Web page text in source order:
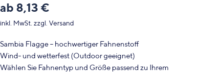
ab 8,13 €
inkl. MwSt. zzgl. Versand
Sambia Flagge – hochwertiger Fahnenstoff
Wind- und wetterfest (Outdoor geeignet)
Wählen Sie Fahnentyp und Größe passend zu Ihrem